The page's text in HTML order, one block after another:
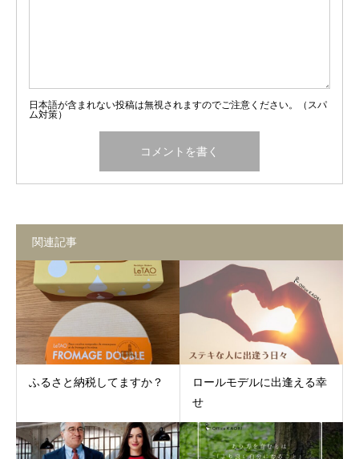
日本語が含まれない投稿は無視されますのでご注意ください。（スパ
ム対策）
関連記事
ふるさと納税してますか？
ロールモデルに出逢える幸
せ